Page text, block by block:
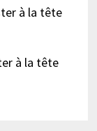
à la tête
à la tête